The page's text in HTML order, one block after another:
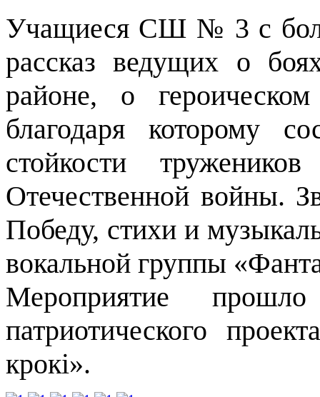
Учащиеся СШ № 3 с
рассказ ведущих о
районе, о
благодаря которому
стойкости
Отечественной войны.
Победу, стихи и
вокальной группы
Мероприятие
патриотического
крокі».